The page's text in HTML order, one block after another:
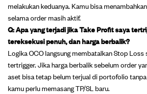
melakukan keduanya. Kamu bisa
selama order masih aktif.
Q: Apa yang terjadi jika Take Profit saya
tereksekusi penuh, dan harga berbalik?
Logika OCO langsung membatalkan Stop Loss
tertrigger. Jika harga berbalik sebelum order
aset bisa tetap belum terjual di portofolio
kamu perlu memasang TP/SL baru.